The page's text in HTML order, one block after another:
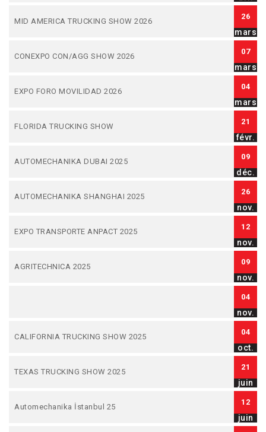
MID AMERICA TRUCKING SHOW 2026
26
mars
CONEXPO CON/AGG SHOW 2026
07
mars
EXPO FORO MOVILIDAD 2026
04
mars
FLORIDA TRUCKING SHOW
21
févr.
AUTOMECHANIKA DUBAI 2025
09
déc.
AUTOMECHANIKA SHANGHAI 2025
26
nov.
EXPO TRANSPORTE ANPACT 2025
12
nov.
AGRITECHNICA 2025
09
nov.
04
nov.
CALIFORNIA TRUCKING SHOW 2025
04
oct.
TEXAS TRUCKING SHOW 2025
21
juin
Automechanika İstanbul 25
12
juin